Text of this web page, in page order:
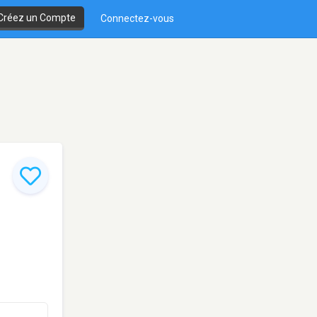
un Compte Connectez-vous